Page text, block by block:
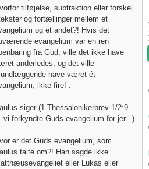
tilføjelse, subtraktion eller forskel
og fortællinger mellem et
og et andet?! Hvis det
evangelium var en ren
fra Gud, ville det ikke have
anderledes, og det ville
have været ét
ikke fire! .
siger (1 Thessalonikerbrev 1/2:9
vi forkyndte Guds evangelium for jer...)
er det Guds evangelium, som
talte om?! Han sagde ikke
eller Lukas eller